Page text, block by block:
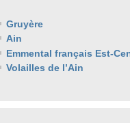
Gruyère
Ain
Emmental français Est-
Volailles de l’Ain